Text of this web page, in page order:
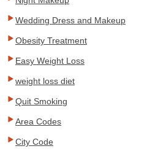
Wedding Dress and Makeup
Obesity Treatment
Easy Weight Loss
weight loss diet
Quit Smoking
Area Codes
City Code